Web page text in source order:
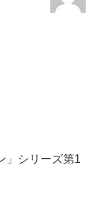
」シリーズ第1